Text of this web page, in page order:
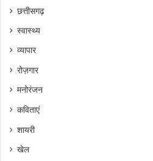
छत्तीसगढ़
स्वास्थ्य
व्यापार
रोज़गार
मनोरंजन
कविताएं
शायरी
खेल